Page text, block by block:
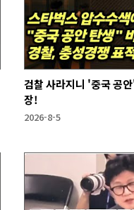
검찰 사라지니 '중국 공
장!
2026-8-5